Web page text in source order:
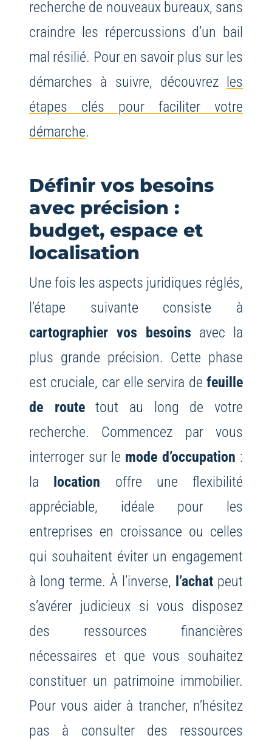
recherche de nouveaux bureaux, sans
craindre les répercussions d’un bail
mal résilié. Pour en savoir plus sur les
démarches à suivre, découvrez les
étapes clés pour faciliter votre
démarche.
Définir vos besoins
avec précision :
budget, espace et
localisation
Une fois les aspects juridiques réglés,
l’étape suivante consiste à
cartographier vos besoins avec la
plus grande précision. Cette phase
est cruciale, car elle servira defeuille
de routetout au long de votre
recherche. Commencez par vous
interroger sur le mode d’occupation :
la location offre une flexibilité
appréciable, idéale pour les
entreprises en croissance ou celles
qui souhaitent éviter un engagement
à long terme. À l’inverse, l’achat peut
s’avérer judicieux si vous disposez
des ressources financières
nécessaires et que vous souhaitez
constituer un patrimoine immobilier.
Pour vous aider à trancher, n’hésitez
pas à consulter des ressources